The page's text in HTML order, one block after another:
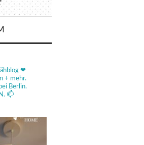
❤
+ mehr.
Berlin.
📫